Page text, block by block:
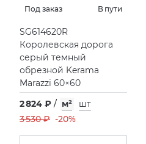
Под заказ В пути
SG614620R
Королевская дорога
серый темный
обрезной Kerama
Marazzi 60×60
2 824 ₽ / м²
шт
3 530 ₽ -20%